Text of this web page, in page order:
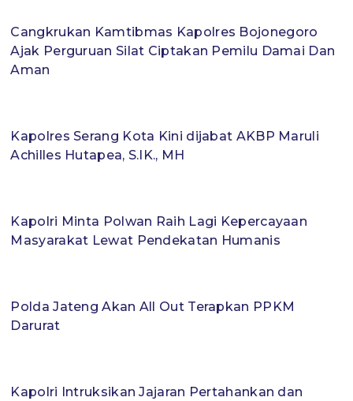
Cangkrukan Kamtibmas Kapolres Bojonegoro
Ajak Perguruan Silat Ciptakan Pemilu Damai Dan
Aman
Kapolres Serang Kota Kini dijabat AKBP Maruli
Achilles Hutapea, S.IK., MH
Kapolri Minta Polwan Raih Lagi Kepercayaan
Masyarakat Lewat Pendekatan Humanis
Polda Jateng Akan All Out Terapkan PPKM
Darurat
Kapolri Intruksikan Jajaran Pertahankan dan